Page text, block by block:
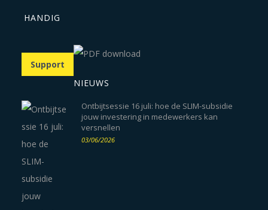
HANDIG
Support
NIEUWS
Ontbijtsessie 16 juli: hoe de SLIM-subsidie
jouw investering in medewerkers kan
versnellen
03/06/2026